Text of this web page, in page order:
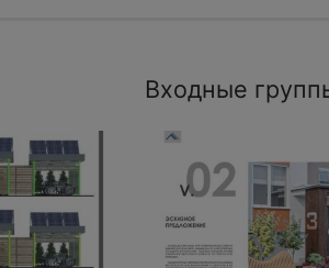
Входные